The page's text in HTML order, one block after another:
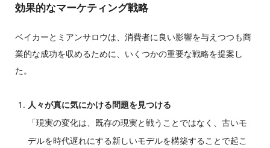
効果的なマーケティング戦略
ベイカーとミアンサロウは、消費者に良い影響を与えつつも商
業的な成功を収めるために、いくつかの重要な戦略を提案し
た。
人々が真に気にかける問題を見つける
「現実の変化は、既存の現実と戦うことではなく、古いモ
デルを時代遅れにする新しいモデルを構築することで起こ